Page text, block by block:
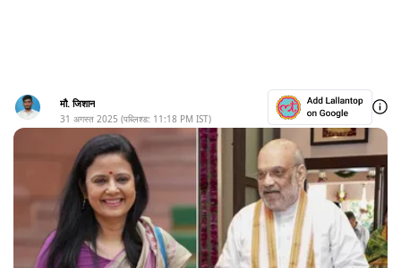
मौ. जिशान
31 अगस्त 2025 (पब्लिश्ड: 11:18 PM IST)